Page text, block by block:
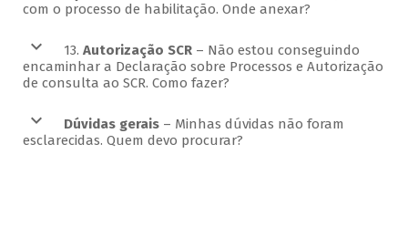
com o processo de habilitação. Onde anexar?
13. Autorização SCR– Não estou conseguindo
encaminhar a Declaração sobre Processos e Autorização
de consulta ao SCR. Como fazer?
Dúvidas gerais– Minhas dúvidas não foram
esclarecidas. Quem devo procurar?